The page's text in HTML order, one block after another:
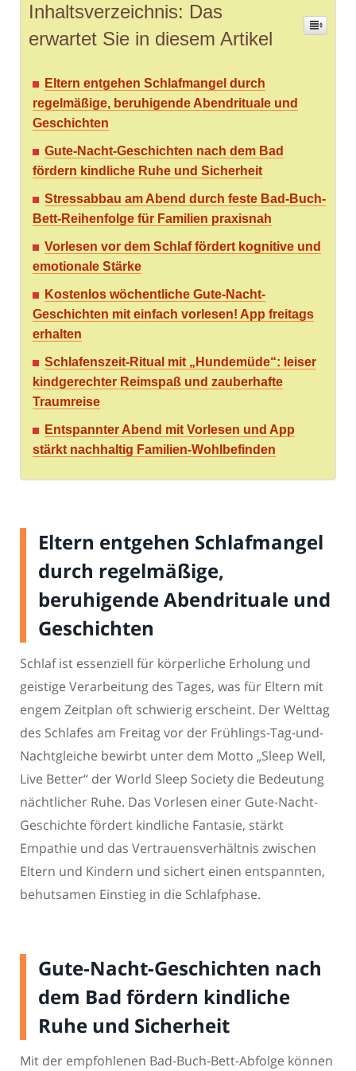
Inhaltsverzeichnis: Das
erwartet Sie in diesem Artikel
Eltern entgehen Schlafmangel durch
regelmäßige, beruhigende Abendrituale und
Geschichten
Gute-Nacht-Geschichten nach dem Bad
fördern kindliche Ruhe und Sicherheit
Stressabbau am Abend durch feste Bad-Buch-
Bett-Reihenfolge für Familien praxisnah
Vorlesen vor dem Schlaf fördert kognitive und
emotionale Stärke
Kostenlos wöchentliche Gute-Nacht-
Geschichten mit einfach vorlesen! App freitags
erhalten
Schlafenszeit-Ritual mit „Hundemüde“: leiser
kindgerechter Reimspaß und zauberhafte
Traumreise
Entspannter Abend mit Vorlesen und App
stärkt nachhaltig Familien-Wohlbefinden
Eltern entgehen Schlafmangel
durch regelmäßige,
beruhigende Abendrituale und
Geschichten
Schlaf ist essenziell für körperliche Erholung und
geistige Verarbeitung des Tages, was für Eltern mit
engem Zeitplan oft schwierig erscheint. Der Welttag
des Schlafes am Freitag vor der Frühlings-Tag-und-
Nachtgleiche bewirbt unter dem Motto „Sleep Well,
Live Better“ der World Sleep Society die Bedeutung
nächtlicher Ruhe. Das Vorlesen einer Gute-Nacht-
Geschichte fördert kindliche Fantasie, stärkt
Empathie und das Vertrauensverhältnis zwischen
Eltern und Kindern und sichert einen entspannten,
behutsamen Einstieg in die Schlafphase.
Gute-Nacht-Geschichten nach
dem Bad fördern kindliche
Ruhe und Sicherheit
Mit der empfohlenen Bad-Buch-Bett-Abfolge können